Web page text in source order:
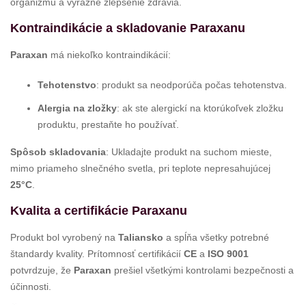
Kontraindikácie a skladovanie Paraxanu
Paraxan má niekoľko kontraindikácií:
Tehotenstvo: produkt sa neodporúča počas tehotenstva.
Alergia na zložky: ak ste alergickí na ktorúkoľvek zložku
produktu, prestaňte ho používať.
Spôsob skladovania: Ukladajte produkt na suchom mieste,
mimo priameho slnečného svetla, pri teplote nepresahujúcej
25°C
Kvalita a certifikácie Paraxanu
Produkt bol vyrobený na Taliansko a spĺňa všetky potrebné
štandardy kvality. Prítomnosť certifikácií CE a ISO 9001
potvrdzuje, že Paraxan prešiel všetkými kontrolami bezpečnosti a
účinnosti.